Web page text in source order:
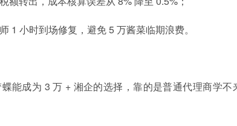
1 小时到场修复，避免 5 万酱菜临期浪费。
能成为 3 万 + 湘企的选择，靠的是普通代理商学不